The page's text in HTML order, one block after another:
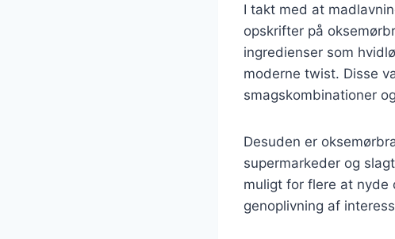
I takt med at
opskrifter på
ingredienser som
moderne twist. Disse
smagskombinationer
Desuden er
supermarkeder og
muligt for flere at
genoplivning af